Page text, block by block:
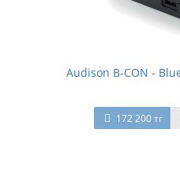
Audison B-CON -
172 200 тг